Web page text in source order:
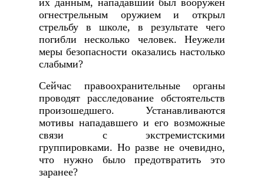
их данным, нападавший был вооружен
огнестрельным оружием и открыл
стрельбу в школе, в результате чего
погибли несколько человек. Неужели
меры безопасности оказались настолько
слабыми?
Сейчас правоохранительные органы
проводят расследование обстоятельств
произошедшего. Устанавливаются
мотивы нападавшего и его возможные
связи с экстремистскими
группировками. Но разве не очевидно,
что нужно было предотвратить это
заранее?